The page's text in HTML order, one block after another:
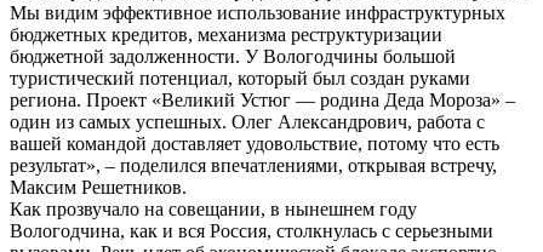
Мы видим эффективное использование инфраструктурных
бюджетных кредитов, механизма реструктуризации
бюджетной задолженности. У Вологодчины большой
туристический потенциал, который был создан руками
региона. Проект «Великий Устюг — родина Деда Мороза» –
один из самых успешных. Олег Александрович, работа с
вашей командой доставляет удовольствие, потому что есть
результат», – поделился впечатлениями, открывая встречу,
Максим Решетников.
Как прозвучало на совещании, в нынешнем году
Вологодчина, как и вся Россия, столкнулась с серьезными